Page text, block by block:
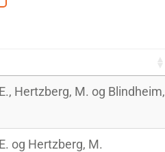
Hertzberg, M. og Blindheim,
og Hertzberg, M.